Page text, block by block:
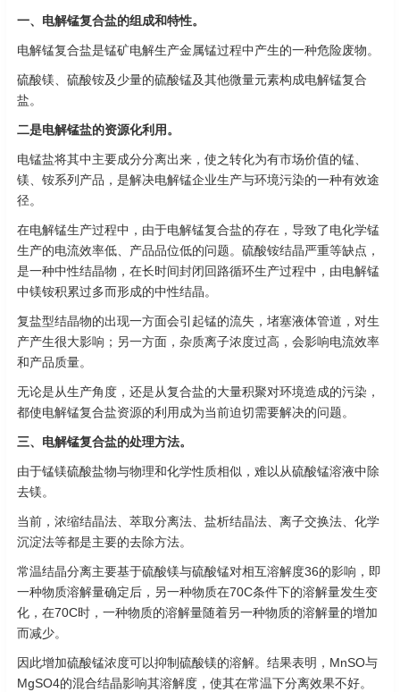
一、电解锰复合盐的组成和特性。
电解锰复合盐是锰矿电解生产金属锰过程中产生的一种危险废物。
硫酸镁、硫酸铵及少量的硫酸锰及其他微量元素构成电解锰复合
盐。
二是电解锰盐的资源化利用。
电锰盐将其中主要成分分离出来，使之转化为有市场价值的锰、
镁、铵系列产品，是解决电解锰企业生产与环境污染的一种有效途
径。
在电解锰生产过程中，由于电解锰复合盐的存在，导致了电化学锰
生产的电流效率低、产品品位低的问题。硫酸铵结晶严重等缺点，
是一种中性结晶物，在长时间封闭回路循环生产过程中，由电解锰
中镁铵积累过多而形成的中性结晶。
复盐型结晶物的出现一方面会引起锰的流失，堵塞液体管道，对生
产产生很大影响；另一方面，杂质离子浓度过高，会影响电流效率
和产品质量。
无论是从生产角度，还是从复合盐的大量积聚对环境造成的污染，
都使电解锰复合盐资源的利用成为当前迫切需要解决的问题。
三、电解锰复合盐的处理方法。
由于锰镁硫酸盐物与物理和化学性质相似，难以从硫酸锰溶液中除
去镁。
当前，浓缩结晶法、萃取分离法、盐析结晶法、离子交换法、化学
沉淀法等都是主要的去除方法。
常温结晶分离主要基于硫酸镁与硫酸锰对相互溶解度36的影响，即
一种物质溶解量确定后，另一种物质在70C条件下的溶解量发生变
化，在70C时，一种物质的溶解量随着另一种物质的溶解量的增加
而减少。
因此增加硫酸锰浓度可以抑制硫酸镁的溶解。结果表明，MnSO与
MgSO4的混合结晶影响其溶解度，使其在常温下分离效果不好。